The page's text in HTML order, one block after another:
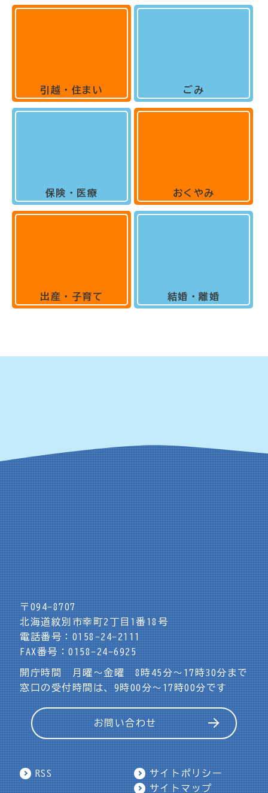
引越・住まい
保険・医療
出産・子育て
ごみ
おくやみ
結婚・離婚
〒094-8707
北海道紋別市幸町2丁目1番18号
電話番号：0158-24-2111
FAX番号：0158-24-6925
開庁時間 月曜～金曜 8時45分～17時30分まで
窓口の受付時間は、9時00分～17時00分です
お問い合わせ
RSS
サイトポリシー
サイトマップ